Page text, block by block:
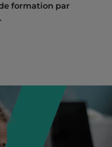
formation par